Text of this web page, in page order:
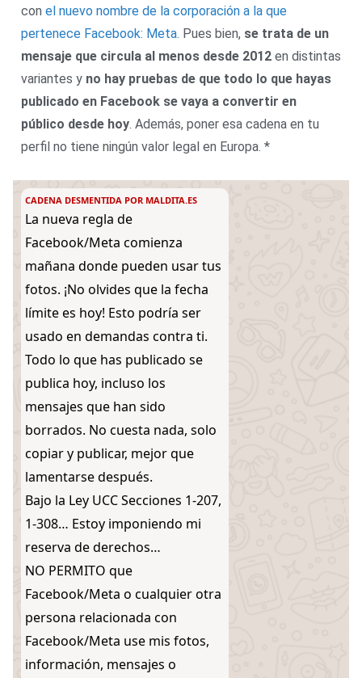
con el nuevo nombre de la corporación a la que
pertenece Facebook: Meta. Pues bien, se trata de un
mensaje que circula al menos desde 2012 en distintas
variantes y no hay pruebas de que todo lo que hayas
publicado en Facebook se vaya a convertir en
público desde hoy. Además, poner esa cadena en tu
perfil no tiene ningún valor legal en Europa. *
CADENA DESMENTIDA POR MALDITA.ES
La nueva regla de
Facebook/Meta comienza
mañana donde pueden usar tus
fotos. ¡No olvides que la fecha
límite es hoy! Esto podría ser
usado en demandas contra ti.
Todo lo que has publicado se
publica hoy, incluso los
mensajes que han sido
borrados. No cuesta nada, solo
copiar y publicar, mejor que
lamentarse después.
Bajo la Ley UCC Secciones 1-207,
1-308… Estoy imponiendo mi
reserva de derechos…
NO PERMITO que
Facebook/Meta o cualquier otra
persona relacionada con
Facebook/Meta use mis fotos,
información, mensajes o